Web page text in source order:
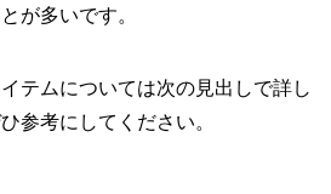
が多いです。
テムについては次の見出しで詳し
参考にしてください。